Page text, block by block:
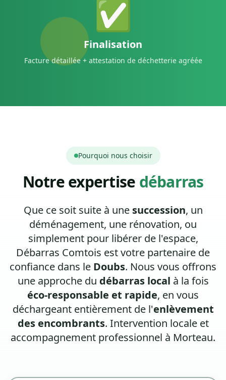
✅
Finalisation
Facture détaillée + attestation de déchetterie agréée
Pourquoi nous choisir
Notre expertise débarras
Que ce soit suite à une succession, un
déménagement, une rénovation, ou
simplement pour libérer de l'espace,
Débarras Comtois est votre partenaire de
confiance dans le Doubs. Nous vous offrons
une approche du débarras local à la fois
éco-responsable et rapide, en vous
déchargeant entièrement de l'enlèvement
des encombrants. Intervention locale et
accompagnement professionnel à Morteau.